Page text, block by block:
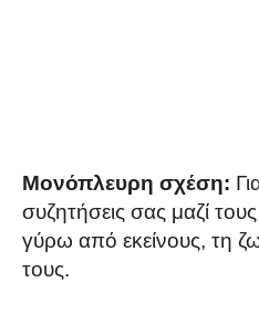
Μονόπλευρη σχέση:
συζητήσεις σας μαζί
γύρω από εκείνους, τη
τους.